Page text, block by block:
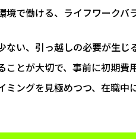
境で働ける、ライフワーク
ない、引っ越しの必要が生じ
ことが大切で、事前に初期費
ミングを見極めつつ、在職